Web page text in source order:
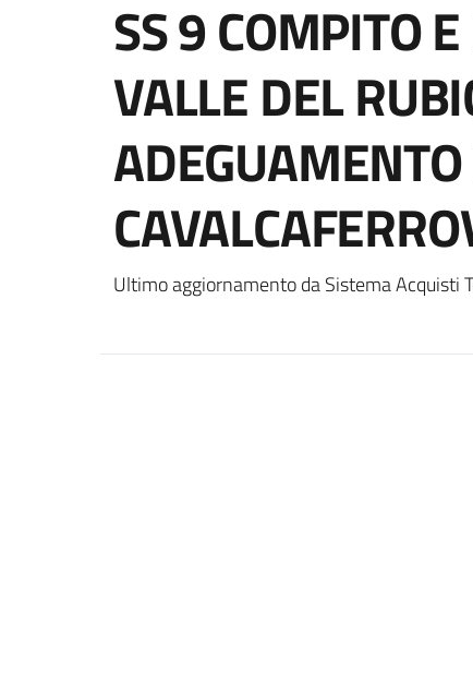
SS 9 COMPITO
VALLE DEL
Ultimo aggiornamento da Sistema Acquisti